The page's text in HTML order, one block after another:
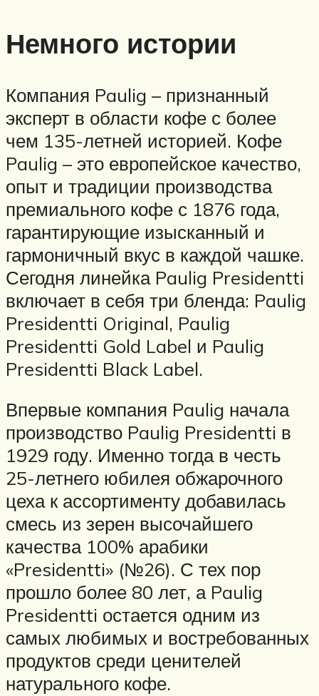
Немного истории
Компания Paulig – признанный
эксперт в области кофе с более
чем 135-летней историей. Кофе
Paulig – это европейское качество,
опыт и традиции производства
премиального кофе с 1876 года,
гарантирующие изысканный и
гармоничный вкус в каждой чашке.
Сегодня линейка Paulig Presidentti
включает в себя три бленда: Paulig
Presidentti Original, Paulig
Presidentti Gold Label и Paulig
Presidentti Black Label.
Впервые компания Paulig начала
производство Paulig Presidentti в
1929 году. Именно тогда в честь
25-летнего юбилея обжарочного
цеха к ассортименту добавилась
смесь из зерен высочайшего
качества 100% арабики
«Presidentti» (№26). С тех пор
прошло более 80 лет, а Paulig
Presidentti остается одним из
самых любимых и востребованных
продуктов среди ценителей
натурального кофе.